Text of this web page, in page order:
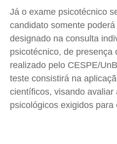
Anuncie
Quem Somos
Expediente
Contato
Anuncie
Quem Somos
Expediente
Contato
Anuncie
Quem Somos
Expediente
Contato
Anuncie
Quem Somos
Expediente
Contato
Já o exame psicotécnico
candidato somente
designado na consulta
psicotécnico, de presença
realizado pelo CESPE/
teste consistirá na
científicos, visando
psicológicos exigidos